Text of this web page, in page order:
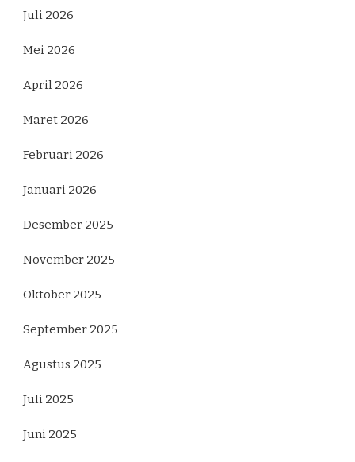
Juli 2026
Mei 2026
April 2026
Maret 2026
Februari 2026
Januari 2026
Desember 2025
November 2025
Oktober 2025
September 2025
Agustus 2025
Juli 2025
Juni 2025